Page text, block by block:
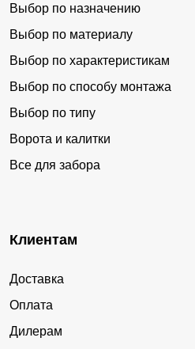
Выбор по назначению
Выбор по материалу
Выбор по характеристикам
Выбор по способу монтажа
Выбор по типу
Ворота и калитки
Все для забора
Клиентам
Доставка
Оплата
Дилерам